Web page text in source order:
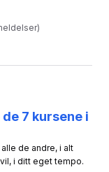
de konverterer?
7 kursene i
de andre, i alt
i ditt eget tempo.